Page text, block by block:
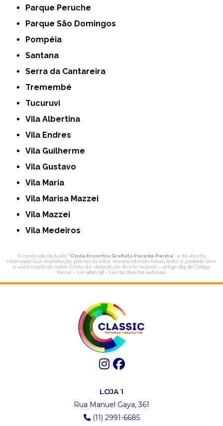
Parque Peruche
Parque São Domingos
Pompéia
Santana
Serra da Cantareira
Tremembé
Tucuruvi
Vila Albertina
Vila Endres
Vila Guilherme
Vila Gustavo
Vila Maria
Vila Marisa Mazzei
Vila Mazzei
Vila Medeiros
O conteúdo do texto "Onde Encontro Grafiato Parede Penha" é de direito
reservado. Sua reprodução, parcial ou total, mesmo citando nossos links, é proibida sem
a autorização do autor. Crime de violação de direito autoral – artigo 184 do Código
Penal – Lei 9610/98 - Lei de direitos autorais
LOJA 1
Rua Manuel Gaya, 361
(11) 2991-6685